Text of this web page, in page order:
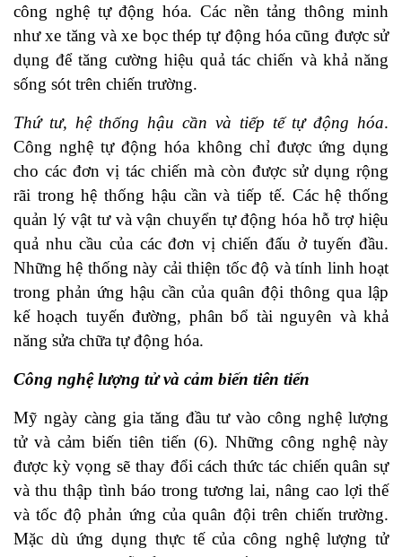
công nghệ tự động hóa. Các nền tảng thông minh
như xe tăng và xe bọc thép tự động hóa cũng được sử
dụng để tăng cường hiệu quả tác chiến và khả năng
sống sót trên chiến trường.
Thứ tư, hệ thống hậu cần và tiếp tế tự động hóa.
Công nghệ tự động hóa không chỉ được ứng dụng
cho các đơn vị tác chiến mà còn được sử dụng rộng
rãi trong hệ thống hậu cần và tiếp tế. Các hệ thống
quản lý vật tư và vận chuyển tự động hóa hỗ trợ hiệu
quả nhu cầu của các đơn vị chiến đấu ở tuyến đầu.
Những hệ thống này cải thiện tốc độ và tính linh hoạt
trong phản ứng hậu cần của quân đội thông qua lập
kế hoạch tuyến đường, phân bổ tài nguyên và khả
năng sửa chữa tự động hóa.
Công nghệ lượng tử và cảm biến tiên tiến
Mỹ ngày càng gia tăng đầu tư vào công nghệ lượng
tử và cảm biến tiên tiến (6). Những công nghệ này
được kỳ vọng sẽ thay đổi cách thức tác chiến quân sự
và thu thập tình báo trong tương lai, nâng cao lợi thế
và tốc độ phản ứng của quân đội trên chiến trường.
Mặc dù ứng dụng thực tế của công nghệ lượng tử